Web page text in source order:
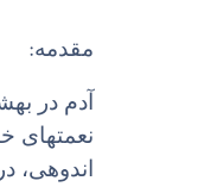
مقدمه:
آدم در
نعمتهاى
اندوهی،